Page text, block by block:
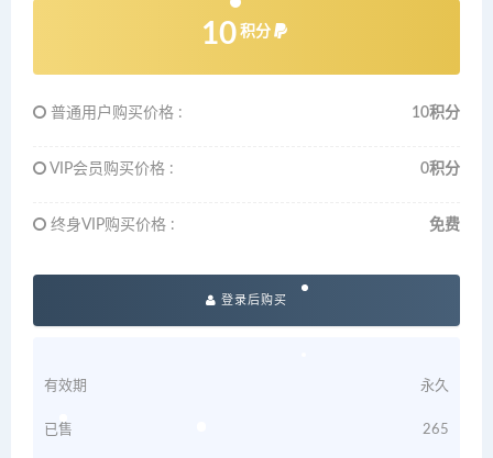
10 积分
普通用户购买价格 : 10积分
VIP会员购买价格 : 0积分
终身VIP购买价格 : 免费
登录后购买
有效期 永久
已售 265